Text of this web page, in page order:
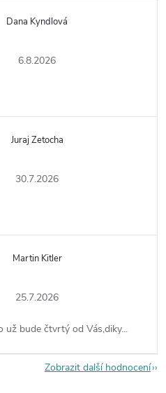
Dana Kyndlová
6.8.2026
Juraj Zetocha
30.7.2026
Martin Kitler
25.7.2026
už bude čtvrtý od Vás,diky...
Zobrazit další hodnocení